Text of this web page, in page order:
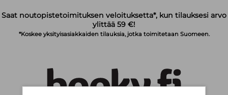
Saat noutopistetoimituksen veloituksetta*, kun tilauksesi arvo
ylittää 59 €!
*Koskee yksityisasiakkaiden tilauksia, jotka toimitetaan Suomeen.